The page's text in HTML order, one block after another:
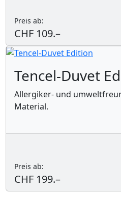
Preis ab:
CHF 109.–
Tencel-Duvet
Allergiker- und
Material.
Preis ab:
CHF 199.–